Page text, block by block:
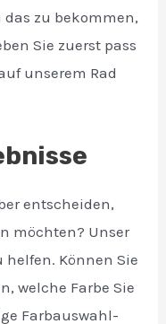
zu bekommen,
Sie zuerst pass
unserem Rad
entscheiden,
möchten? Unser
Können Sie
welche Farbe Sie
Farbauswahl-